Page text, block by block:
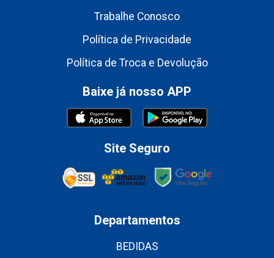
Trabalhe Conosco
Política de Privacidade
Política de Troca e Devolução
Baixe já nosso APP
Site Seguro
Departamentos
BEDIDAS